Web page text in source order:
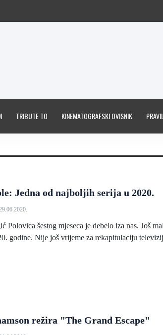
TRIBUTE TO KINEMATOGRAFSKI OVISNIK
Jedna od najboljih serija u 2020.
Polovica šestog mjeseca je debelo iza nas. Još
godine. Nije još vrijeme za rekapitulaciju
režira "The Grand Escape"